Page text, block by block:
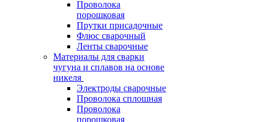
Проволока
порошковая
Прутки присадочные
Флюс сварочный
Ленты сварочные
Материалы для сварки
чугуна и сплавов на основе
никеля
Электроды сварочные
Проволока сплошная
Проволока
порошковая